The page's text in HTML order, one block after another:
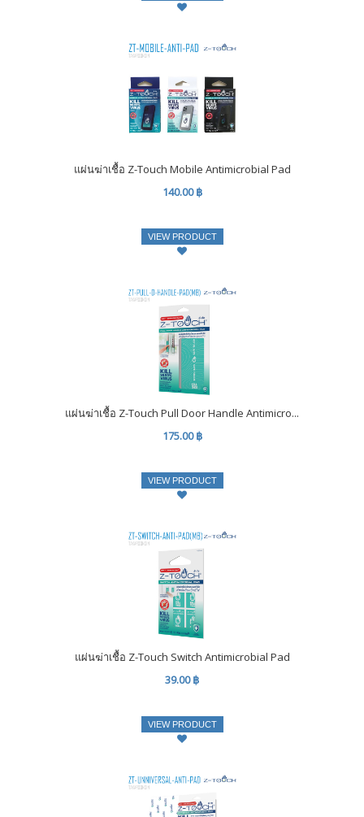
แผ่นฆ่าเชื้อ Z-Touch Mobile Antimicrobial Pad
140.00 ฿
VIEW PRODUCT
แผ่นฆ่าเชื้อ Z-Touch Pull Door Handle Antimicro...
175.00 ฿
VIEW PRODUCT
แผ่นฆ่าเชื้อ Z-Touch Switch Antimicrobial Pad
39.00 ฿
VIEW PRODUCT